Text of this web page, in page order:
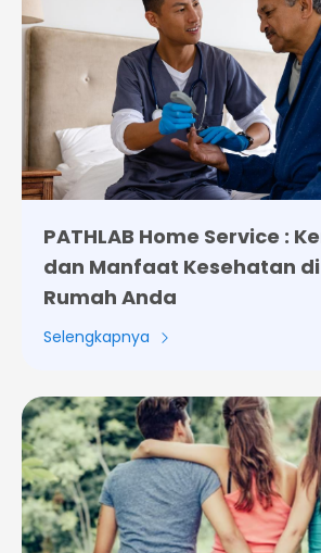
PATHLAB Home Service :
dan Manfaat Kesehatan
Rumah Anda
Selengkapnya